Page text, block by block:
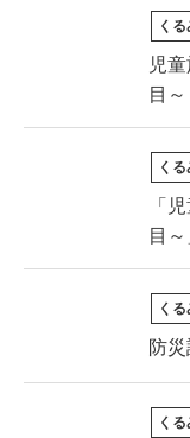
く
児
目～
く
「
目～
く
防
く